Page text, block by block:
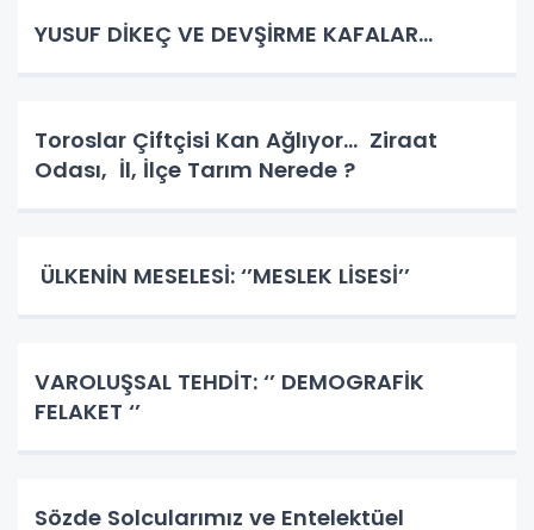
YUSUF DİKEÇ VE DEVŞİRME KAFALAR…
Toroslar Çiftçisi Kan Ağlıyor… Ziraat
Odası, İl, İlçe Tarım Nerede ?
ÜLKENİN MESELESİ: ‘’MESLEK LİSESİ’’
VAROLUŞSAL TEHDİT: ‘’ DEMOGRAFİK
FELAKET ‘’
Sözde Solcularımız ve Entelektüel